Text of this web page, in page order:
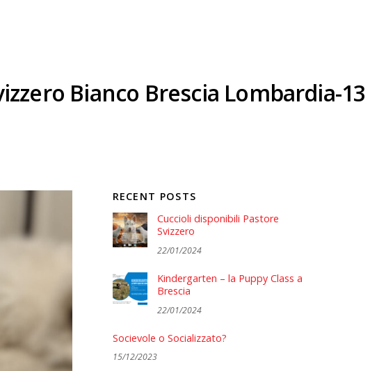
Bianco Brescia Lombardia-13
RECENT POSTS
Cuccioli disponibili Pastore
Svizzero
22/01/2024
Kindergarten – la Puppy Class a
Brescia
22/01/2024
Socievole o Socializzato?
15/12/2023